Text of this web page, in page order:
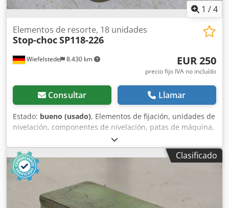
1 /4
Wiefelstede 8.430 km
Elementos de resorte, 18 unidades
Stop-chocSP118-226
EUR 250
precio fijo IVA no incluído
Consultar Llamar
Estado: bueno (usado), Elementos de fijación, unidades de
nivelación, componentes de nivelación, patas de máquina,
bases de máquina, zapatas de nivelación, cimentación de
máquina, zapata de nivelación, zapata en cuña, soporte de
máquina, pie de nivelación -Para: máquinas y equipos de
herramientas -Altura: 70 mm -Carga -Cantidad: 18
unidades -Precio: conjunto completo -Dimensiones por
unidad: 129/129/A70 mm Dedpedg Snpefx Adqjkr -Peso
por unidad: 2,2 kg
Clasificado